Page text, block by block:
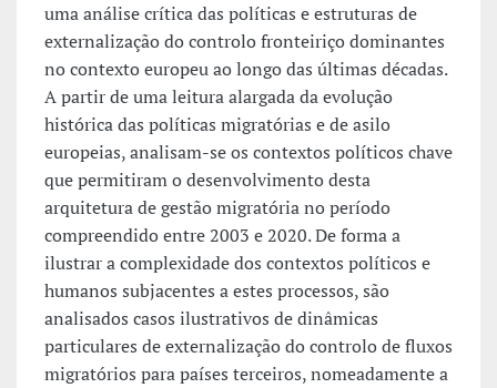
uma análise crítica das políticas e estruturas de
externalização do controlo fronteiriço dominantes
no contexto europeu ao longo das últimas décadas.
A partir de uma leitura alargada da evolução
histórica das políticas migratórias e de asilo
europeias, analisam-se os contextos políticos chave
que permitiram o desenvolvimento desta
arquitetura de gestão migratória no período
compreendido entre 2003 e 2020. De forma a
ilustrar a complexidade dos contextos políticos e
humanos subjacentes a estes processos, são
analisados casos ilustrativos de dinâmicas
particulares de externalização do controlo de fluxos
migratórios para países terceiros, nomeadamente a